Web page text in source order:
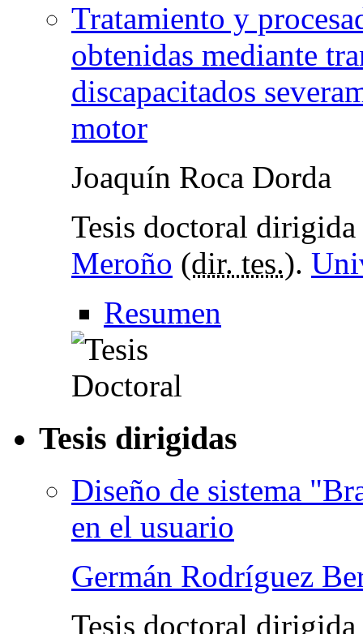
Tratamiento y
obtenidas mediante
discapacitados
motor
Joaquín Roca Dorda
Tesis doctoral
Meroño (dir. tes.).
Resumen
Tesis dirigidas
Diseño de sistema
en el usuario
Germán Rodríguez
Tesis doctoral